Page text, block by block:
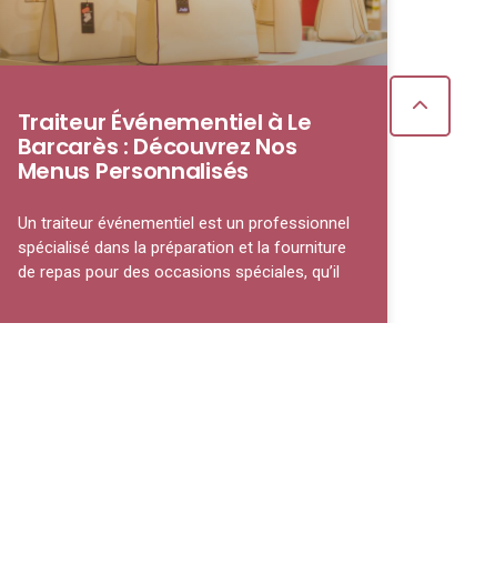
Traiteur Événementiel à Le
Barcarès : Découvrez Nos
Menus Personnalisés
Un traiteur événementiel est un professionnel
spécialisé dans la préparation et la fourniture
de repas pour des occasions spéciales, qu’il